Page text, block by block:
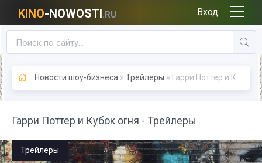
KINO-NOWOSTI.RU Вход
Новости шоу-бизнеса » Трейлеры » Гарри Поттер и Кубок огня - Трейлеры
Гарри Поттер и Кубок огня - Трейлеры
Трейлеры